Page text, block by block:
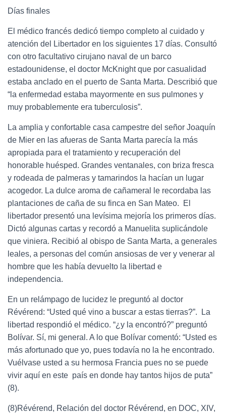
Días finales
El médico francés dedicó tiempo completo al cuidado y
atención del Libertador en los siguientes 17 días. Consultó
con otro facultativo cirujano naval de un barco
estadounidense, el doctor McKnight que por casualidad
estaba anclado en el puerto de Santa Marta. Describió que
“la enfermedad estaba mayormente en sus pulmones y
muy probablemente era tuberculosis”.
La amplia y confortable casa campestre del señor Joaquín
de Mier en las afueras de Santa Marta parecía la más
apropiada para el tratamiento y recuperación del
honorable huésped. Grandes ventanales, con briza fresca
y rodeada de palmeras y tamarindos la hacían un lugar
acogedor. La dulce aroma de cañameral le recordaba las
plantaciones de caña de su finca en San Mateo. El
libertador presentó una levísima mejoría los primeros días.
Dictó algunas cartas y recordó a Manuelita suplicándole
que viniera. Recibió al obispo de Santa Marta, a generales
leales, a personas del común ansiosas de ver y venerar al
hombre que les había devuelto la libertad e
independencia.
En un relámpago de lucidez le preguntó al doctor
Révérend: “Usted qué vino a buscar a estas tierras?”. La
libertad respondió el médico. “¿y la encontró?” preguntó
Bolívar. Sí, mi general. A lo que Bolívar comentó: “Usted es
más afortunado que yo, pues todavía no la he encontrado.
Vuélvase usted a su hermosa Francia pues no se puede
vivir aquí en este país en donde hay tantos hijos de puta”
(8).
(8)Révérend, Relación del doctor Révérend, en DOC, XIV,